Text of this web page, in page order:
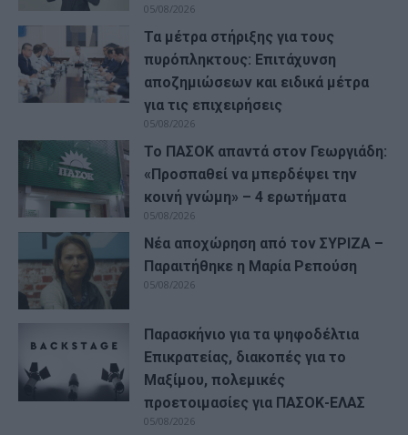
05/08/2026
Τα μέτρα στήριξης για τους
πυρόπληκτους: Επιτάχυνση
αποζημιώσεων και ειδικά μέτρα
για τις επιχειρήσεις
05/08/2026
Το ΠΑΣΟΚ απαντά στον Γεωργιάδη:
«Προσπαθεί να μπερδέψει την
κοινή γνώμη» – 4 ερωτήματα
05/08/2026
Νέα αποχώρηση από τον ΣΥΡΙΖΑ –
Παραιτήθηκε η Μαρία Ρεπούση
05/08/2026
Παρασκήνιο για τα ψηφοδέλτια
Επικρατείας, διακοπές για το
Μαξίμου, πολεμικές
προετοιμασίες για ΠΑΣΟΚ-ΕΛΑΣ
05/08/2026